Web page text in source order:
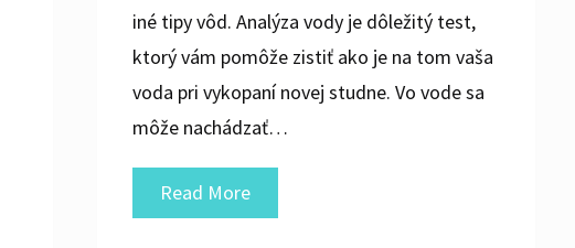
iné tipy vôd. Analýza vody je dôležitý test,
ktorý vám pomôže zistiť ako je na tom vaša
voda pri vykopaní novej studne. Vo vode sa
môže nachádzať…
Read MoreAnalýza
pitnej